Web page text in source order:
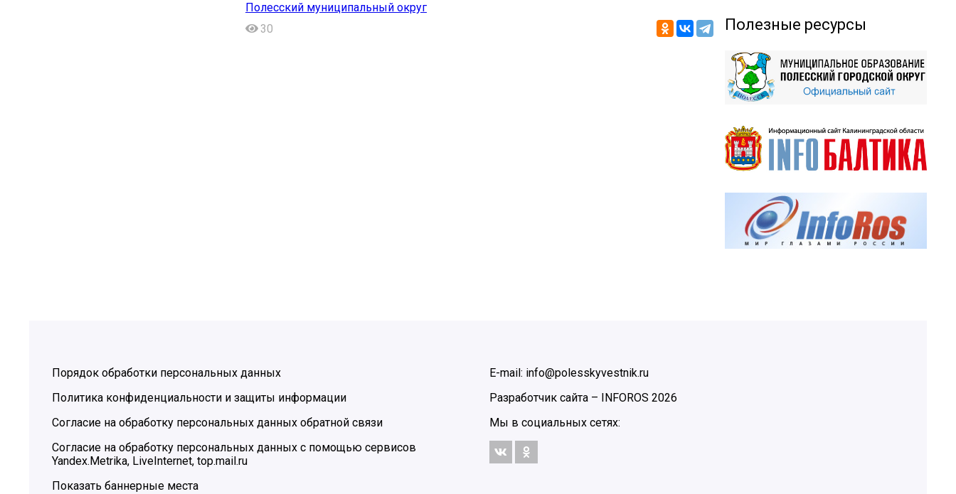
Полесский муниципальный округ
30
Полезные ресурсы
Порядок обработки персональных данных
Политика конфиденциальности и защиты информации
Согласие на обработку персональных данных обратной связи
Согласие на обработку персональных данных с помощью сервисов
Yandex.Metrika, LiveInternet, top.mail.ru
Показать баннерные места
E-mail: info@polesskyvestnik.ru
Разработчик сайта – INFOROS 2026
Мы в социальных сетях: